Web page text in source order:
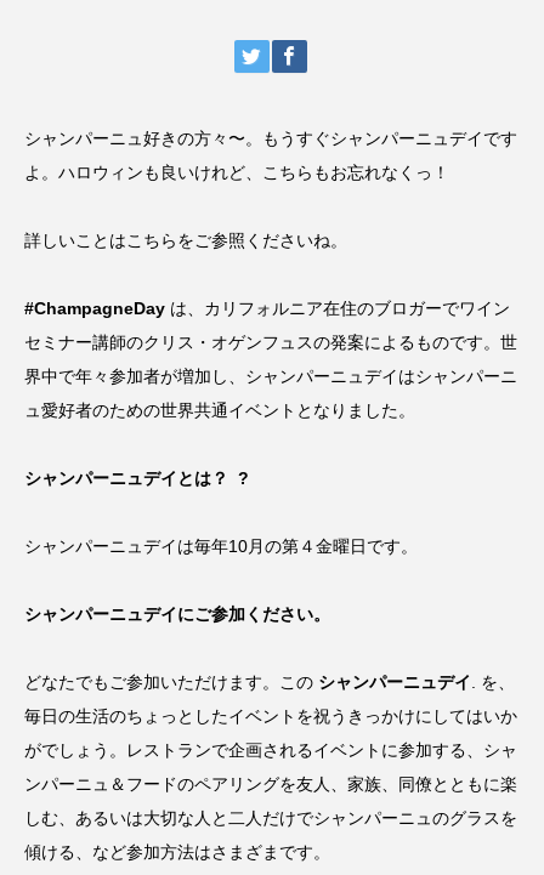
シャンパーニュ好きの方々〜。もうすぐシャンパーニュデイです
よ。ハロウィンも良いけれど、こちらもお忘れなくっ！
詳しいことはこちらをご参照くださいね。
#ChampagneDay は、カリフォルニア在住のブロガーでワイン
セミナー講師のクリス・オゲンフュスの発案によるものです。世
界中で年々参加者が増加し、シャンパーニュデイはシャンパーニ
ュ愛好者のための世界共通イベントとなりました。
シャンパーニュデイとは？ ?
シャンパーニュデイは毎年10月の第４金曜日です。
シャンパーニュデイにご参加ください。
どなたでもご参加いただけます。この シャンパーニュデイ
. を、
毎日の生活のちょっとしたイベントを祝うきっかけにしてはいか
がでしょう。レストランで企画されるイベントに参加する、シャ
ンパーニュ＆フードのペアリングを友人、家族、同僚とともに楽
しむ、あるいは大切な人と二人だけでシャンパーニュのグラスを
傾ける、など参加方法はさまざまです。